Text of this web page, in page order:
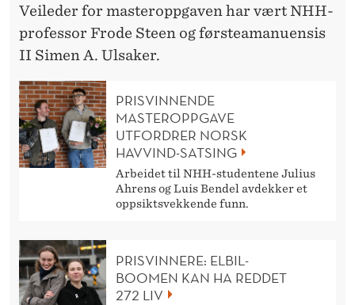
Veileder for masteroppgaven har vært NHH-
professor Frode Steen og førsteamanuensis
II Simen A. Ulsaker.
PRISVINNENDE
MASTEROPPGAVE
UTFORDRER NORSK
HAVVIND-SATSING
Arbeidet til NHH-studentene Julius
Ahrens og Luis Bendel avdekker et
oppsiktsvekkende funn.
PRISVINNERE: ELBIL-
BOOMEN KAN HA REDDET
272 LIV